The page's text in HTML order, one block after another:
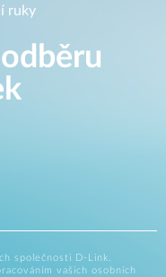
ruky
společnosti D-Link.
vašich osobních